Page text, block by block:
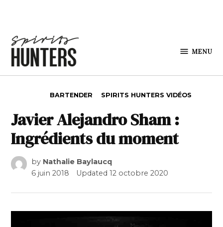
MENU
BARTENDER SPIRITS HUNTERS VIDÉOS
Javier Alejandro Sham :
Ingrédients du moment
by Nathalie Baylaucq
6 juin 2018
Updated12 octobre 2020